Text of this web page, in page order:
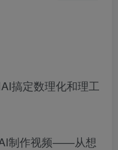
搞定数理化和理工
制作视频——从想